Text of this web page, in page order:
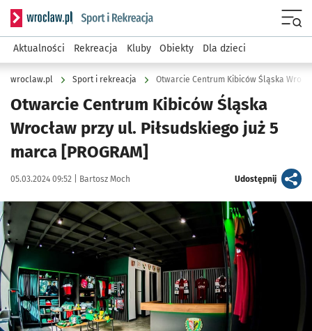
Serwis informacyjny wroclaw.pl podserwis: Sport i rekreacja
Aktualności Rekreacja Kluby Obiekty Dla dzieci
wroclaw.pl Sport i rekreacja Otwarcie Centrum Kibiców Śląska
Otwarcie Centrum Kibiców Śląska
Wrocław przy ul. Piłsudskiego już 5
marca [PROGRAM]
Data publikacji:
05.03.2024 09:52 | Autor:
Bartosz Moch Udostępnijartykuł
Kliknij, aby zobaczyć galerię